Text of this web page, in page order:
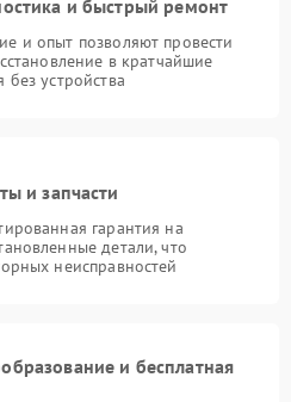
и быстрый ремонт
и опыт позволяют провести
в кратчайшие
устройства
и запчасти
гарантия на
детали, что
неисправностей
и бесплатная